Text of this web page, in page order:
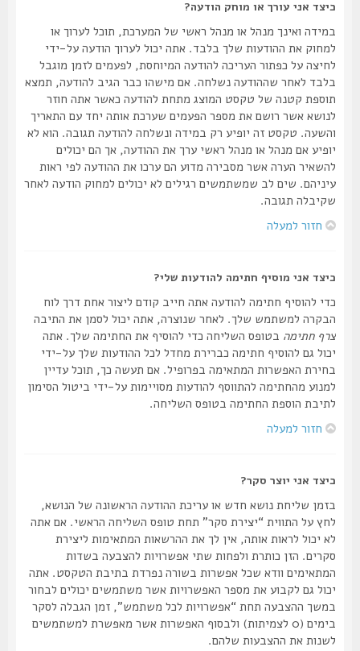
כיצד אני עורך או מוחק הודעה?
במידה ואינך מנהל או מנהל ראשי של המערכת, תוכל לערוך או
למחוק את ההודעות שלך בלבד. אתה יכול לערוך הודעה על-ידי
לחיצה על כפתור העריכה להודעה המיוחסת, לפעמים לזמן מוגבל
בלבד לאחר שההודעה נשלחה. אם מישהו כבר הגיב להודעה, תמצא
תוספת קטנה של טקסט המוצג מתחת להודעה כאשר אתה חוזר
לנושא אשר רושם את מספר הפעמים שערכת אותה יחד עם התאריך
והשעה. טקסט זה יופיע רק במידה ונשלחה להודעה תגובה. הוא לא
יופיע אם מנהל או מנהל ראשי ערך את ההודעה, אך הם יכולים
להשאיר הערה אשר מסבירה מדוע הם ערכו את ההודעה לפי ראות
עיניהם. שים לב שמשתמשים רגילים לא יכולים למחוק הודעה לאחר
שקיבלה תגובה.
חזור למעלה
כיצד אני מוסיף חתימה להודעות שלי?
כדי להוסיף חתימה להודעה אתה חייב קודם ליצור אחת דרך לוח
הבקרה למשתמש שלך. לאחר שנוצרה, אתה יכול לסמן את התיבה
צרף חתימהבטופס השליחה כדי להוסיף את החתימה שלך. אתה
יכול גם להוסיף חתימה כברירת מחדל לכל ההודעות שלך על-ידי
בחירת האפשרות המתאימה בפרופיל. אם תעשה כך, תוכל עדיין
למנוע מהחתימה להתווסף להודעות מסויימות על-ידי ביטול הסימון
לתיבת הוספת החתימה בטופס השליחה.
חזור למעלה
כיצד אני יוצר סקר?
בזמן שליחת נושא חדש או עריכת ההודעה הראשונה של הנושא,
לחץ על התווית “יצירת סקר” תחת טופס השליחה הראשי. אם אתה
לא יכול לראות אותה, אין לך את ההרשאות המתאימות ליצירת
סקרים. הזן כותרת ולפחות שתי אפשרויות להצבעה בשדות
המתאימים וודא שכל אפשרות בשורה נפרדת בתיבת הטקסט. אתה
יכול גם לקבוע את מספר האפשרויות אשר משתמשים יכולים לבחור
במשך ההצבעה תחת “אפשרויות לכל משתמש”, זמן הגבלה לסקר
בימים (0 לצמיתות) ולבסוף האפשרות אשר מאפשרת למשתמשים
לשנות את ההצבעות שלהם.